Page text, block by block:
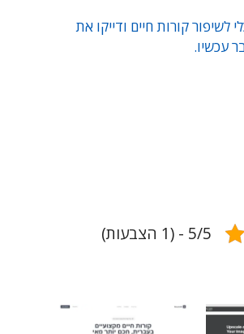
לשיפור קורות חיים ודייקו את
עכשיו.
5/5 - (1 הצבעות)